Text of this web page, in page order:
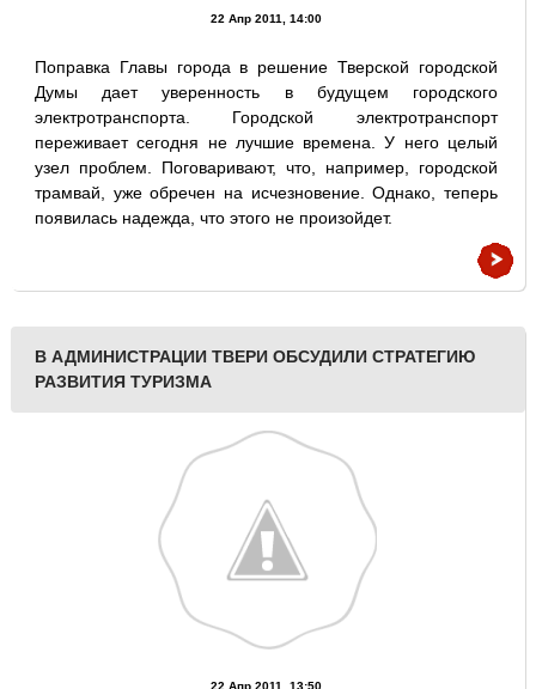
22 Апр 2011, 14:00
Поправка Главы города в решение Тверской городской
Думы дает уверенность в будущем городского
электротранспорта. Городской электротранспорт
переживает сегодня не лучшие времена. У него целый
узел проблем. Поговаривают, что, например, городской
трамвай, уже обречен на исчезновение. Однако, теперь
появилась надежда, что этого не произойдет.
В АДМИНИСТРАЦИИ ТВЕРИ ОБСУДИЛИ СТРАТЕГИЮ
РАЗВИТИЯ ТУРИЗМА
22 Апр 2011, 13:50